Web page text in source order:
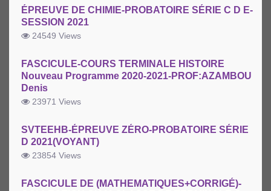
ÉPREUVE DE CHIMIE-PROBATOIRE SÉRIE C D E-
SESSION 2021
24549 Views
FASCICULE-COURS TERMINALE HISTOIRE
Nouveau Programme 2020-2021-PROF:AZAMBOU
Denis
23971 Views
SVTEEHB-ÉPREUVE ZÉRO-PROBATOIRE SÉRIE
D 2021(VOYANT)
23854 Views
FASCICULE DE (MATHEMATIQUES+CORRIGÉ)-